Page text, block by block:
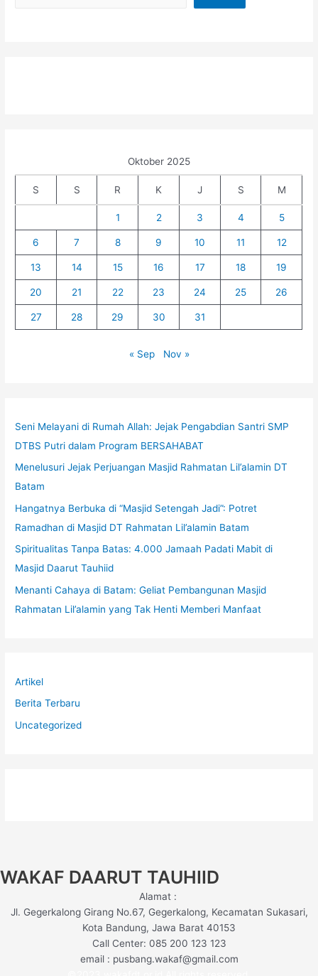
Oktober 2025
S S R K J S M
1 2 3 4 5
6 7 8 9 10 11 12
13 14 15 16 17 18 19
20 21 22 23 24 25 26
27 28 29 30 31
« Sep Nov »
Seni Melayani di Rumah Allah: Jejak Pengabdian Santri SMP
DTBS Putri dalam Program BERSAHABAT
Menelusuri Jejak Perjuangan Masjid Rahmatan Lil’alamin DT
Batam
Hangatnya Berbuka di “Masjid Setengah Jadi”: Potret
Ramadhan di Masjid DT Rahmatan Lil’alamin Batam
Spiritualitas Tanpa Batas: 4.000 Jamaah Padati Mabit di
Masjid Daarut Tauhiid
Menanti Cahaya di Batam: Geliat Pembangunan Masjid
Rahmatan Lil’alamin yang Tak Henti Memberi Manfaat
Artikel
Berita Terbaru
Uncategorized
WAKAF DAARUT TAUHIID
Alamat :
Jl. Gegerkalong Girang No.67, Gegerkalong, Kecamatan Sukasari,
Kota Bandung, Jawa Barat 40153
Call Center: 085 200 123 123
email : pusbang.wakaf@gmail.com